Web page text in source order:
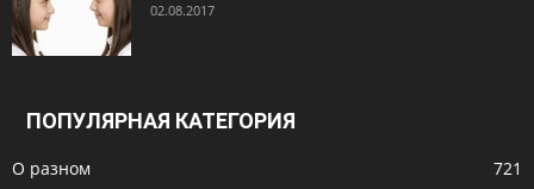
02.08.2017
ПОПУЛЯРНАЯ КАТЕГОРИЯ
О разном 721